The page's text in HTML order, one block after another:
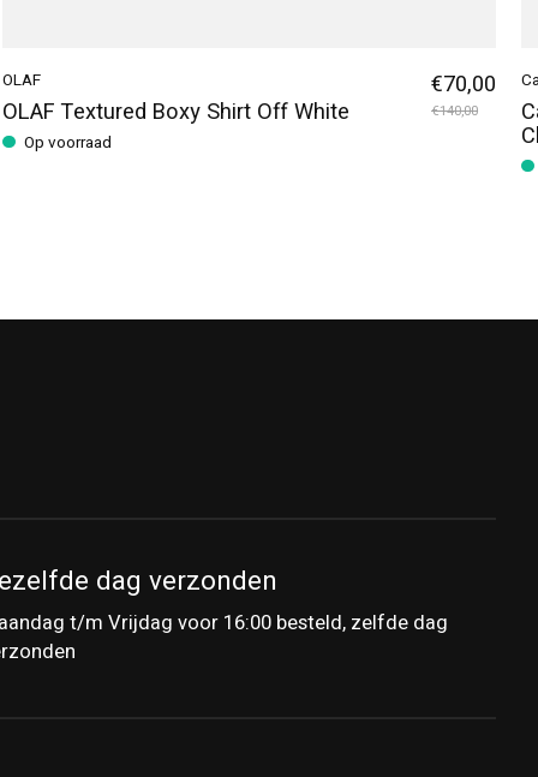
OLAF
OLAF Textured Boxy Shirt Off White
Op voorraad
€70,00
€140,00
dag verzonden
t/m Vrijdag voor 16:00 besteld, zelfde dag